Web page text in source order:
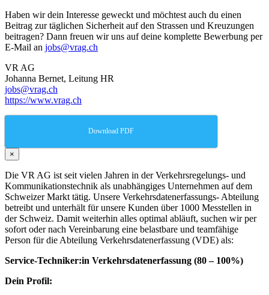
Haben wir dein Interesse geweckt und möchtest auch du einen
Beitrag zur täglichen Sicherheit auf den Strassen und Kreuzungen
beitragen? Dann freuen wir uns auf deine komplette Bewerbung per
E-Mail an jobs@vrag.ch
VR AG
Johanna Bernet, Leitung HR
jobs@vrag.ch
https://www.vrag.ch
Download PDF
×
Die VR AG ist seit vielen Jahren in der Verkehrsregelungs- und
Kommunikationstechnik als unabhängiges Unternehmen auf dem
Schweizer Markt tätig. Unsere Verkehrsdatenerfassungs- Abteilung
betreibt und unterhält für unsere Kunden über 1000 Messtellen in
der Schweiz. Damit weiterhin alles optimal abläuft, suchen wir per
sofort oder nach Vereinbarung eine belastbare und teamfähige
Person für die Abteilung Verkehrsdatenerfassung (VDE) als:
Service-Techniker:in Verkehrsdatenerfassung (80 – 100%)
Dein Profil: